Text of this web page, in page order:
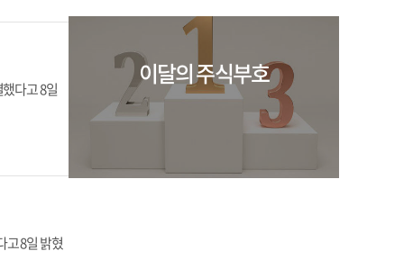
다고 8일
고 8일 밝혔
이달의 주식부호